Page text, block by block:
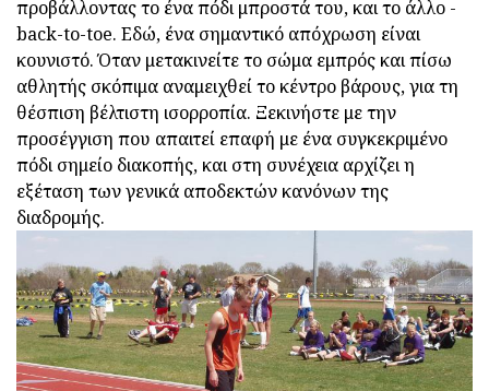
προβάλλοντας το ένα πόδι μπροστά του, και το άλλο -
back-to-toe. Εδώ, ένα σημαντικό απόχρωση είναι
κουνιστό. Όταν μετακινείτε το σώμα εμπρός και πίσω
αθλητής σκόπιμα αναμειχθεί το κέντρο βάρους, για τη
θέσπιση βέλτιστη ισορροπία. Ξεκινήστε με την
προσέγγιση που απαιτεί επαφή με ένα συγκεκριμένο
πόδι σημείο διακοπής, και στη συνέχεια αρχίζει η
εξέταση των γενικά αποδεκτών κανόνων της
διαδρομής.